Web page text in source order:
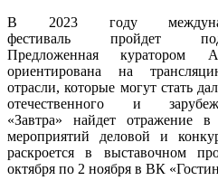
В 2023 году
фестиваль пройдет
Предложенная куратором
ориентирована на
отрасли, которые могут стать
отечественного и
«Завтра» найдет отражение
мероприятий деловой и
раскроется в выставочном
октября по 2 ноября в ВК